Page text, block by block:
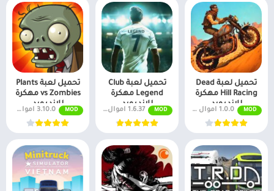
تحميل لعبة Dead
Hill Racing مهكرة
للاندرويد
MOD 1.0.0 اموال غير محدودة
تحميل لعبة Club
Legend مهكرة
للاندرويد
MOD 1.6.37 اموال غير محدودة
تحميل لعبة Plants
vs Zombies مهكرة
للاندرويد
MOD 3.10.0 اموال غير محدودة